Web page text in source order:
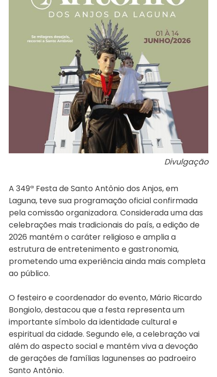
Divulgação
A 349ª Festa de Santo Antônio dos Anjos, em
Laguna, teve sua programação oficial confirmada
pela comissão organizadora. Considerada uma das
celebrações mais tradicionais do país, a edição de
2026 mantém o caráter religioso e amplia a
estrutura de entretenimento e gastronomia,
prometendo uma experiência ainda mais completa
ao público.
O festeiro e coordenador do evento, Mário Ricardo
Bongiolo, destacou que a festa representa um
importante símbolo da identidade cultural e
espiritual da cidade. Segundo ele, a celebração vai
além do aspecto social e mantém viva a devoção
de gerações de famílias lagunenses ao padroeiro
Santo Antônio.